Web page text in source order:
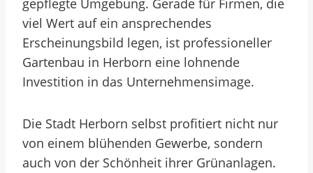
gepflegte Umgebung. Gerade für Firmen, die
viel Wert auf ein ansprechendes
Erscheinungsbild legen, ist professioneller
Gartenbau in Herborn eine lohnende
Investition in das Unternehmensimage.
Die Stadt Herborn selbst profitiert nicht nur
von einem blühenden Gewerbe, sondern
auch von der Schönheit ihrer Grünanlagen.